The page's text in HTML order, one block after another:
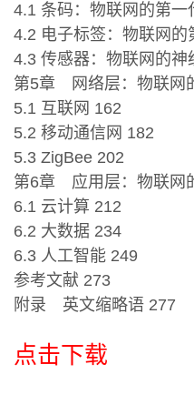
4.1 条码：物联网的第一
4.2 电子标签：物联网的
4.3 传感器：物联网的神
第5章 网络层：物联网
5.1 互联网 162
5.2 移动通信网 182
5.3 ZigBee 202
第6章 应用层：物联网
6.1 云计算 212
6.2 大数据 234
6.3 人工智能 249
参考文献 273
附录 英文缩略语 277
点击下载